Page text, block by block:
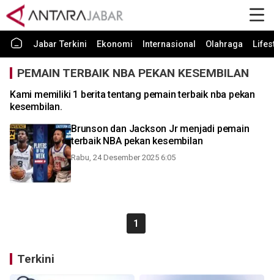
Jabar Terkini Ekonomi Internasional Olahraga
PEMAIN TERBAIK NBA PEKAN KESEMBILAN
Kami memiliki 1 berita tentang pemain terbaik nba pekan
kesembilan.
Brunson dan Jackson Jr menjadi pemain
terbaik NBA pekan kesembilan
Rabu, 24 Desember 2025 6:05
1
Terkini